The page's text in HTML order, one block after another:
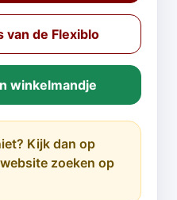
van de Flexiblo
winkelmandje
Kijk dan op
zoeken op